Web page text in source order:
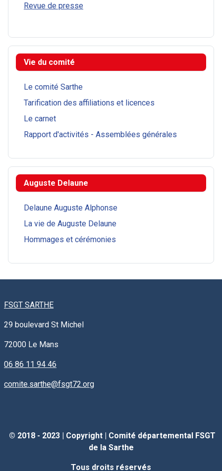
Revue de presse
Vie du comité
Le comité Sarthe
Tarification des affiliations et licences
Le carnet
Rapport d'activités - Assemblées générales
Auguste Delaune
Delaune Auguste Alphonse
La vie de Auguste Delaune
Hommages et cérémonies
FSGT SARTHE
29 boulevard St Michel
72000 Le Mans
06 86 11 94 46
comite.sarthe@fsgt72.org
© 2018 - 2023 | Copyright| Comité départemental FSGT
de la Sarthe
Tous droits réservés